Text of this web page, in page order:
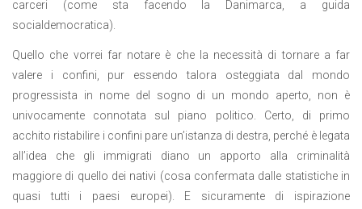
carceri (come sta facendo la Danimarca, a guida
socialdemocratica).
Quello che vorrei far notare è che la necessità di tornare a far
valere i confini, pur essendo talora osteggiata dal mondo
progressista in nome del sogno di un mondo aperto, non è
univocamente connotata sul piano politico. Certo, di primo
acchito ristabilire i confini pare un’istanza di destra, perché è legata
all’idea che gli immigrati diano un apporto alla criminalità
maggiore di quello dei nativi (cosa confermata dalle statistiche in
quasi tutti i paesi europei). E sicuramente di ispirazione